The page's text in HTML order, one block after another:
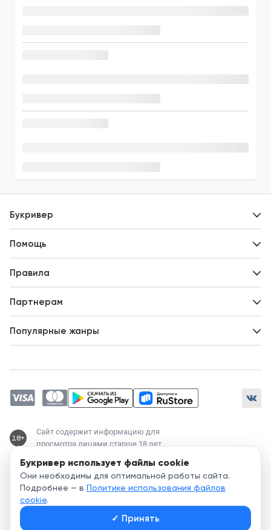
Букривер использует файлы cookie
Они необходимы для оптимальной работы сайта.
Подробнее — в Политике использования файлов
cookie.
✓ Принять
Букривер
Новости
Помощь
Правила
Партнерам
Популярные жанры
Магические академии
Современный любовный роман
Любовное фэнтези
18+
Сайт содержит информацию для
просмотра лицами старше 18 лет
Служба поддержки:
support@bookriver.ru
2020-
© Bookriver — литературно-издательская площадка,
объединяющая читателей и авторов.